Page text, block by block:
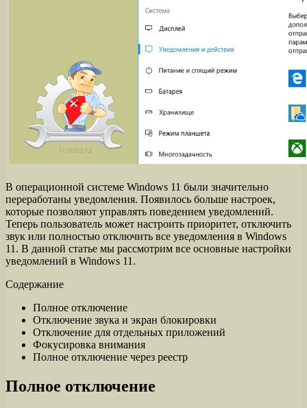
В операционной системе Windows 11 были значительно
переработаны уведомления. Появилось больше настроек,
которые позволяют управлять поведением уведомлений.
Теперь пользователь может настроить приоритет, отключить
звук или полностью отключить все уведомления в Windows
11. В данной статье мы рассмотрим все основные настройки
уведомлений в Windows 11.
Содержание
Полное отключение
Отключение звука и экран блокировки
Отключение для отдельных приложений
Фокусировка внимания
Полное отключение через реестр
Полное отключение